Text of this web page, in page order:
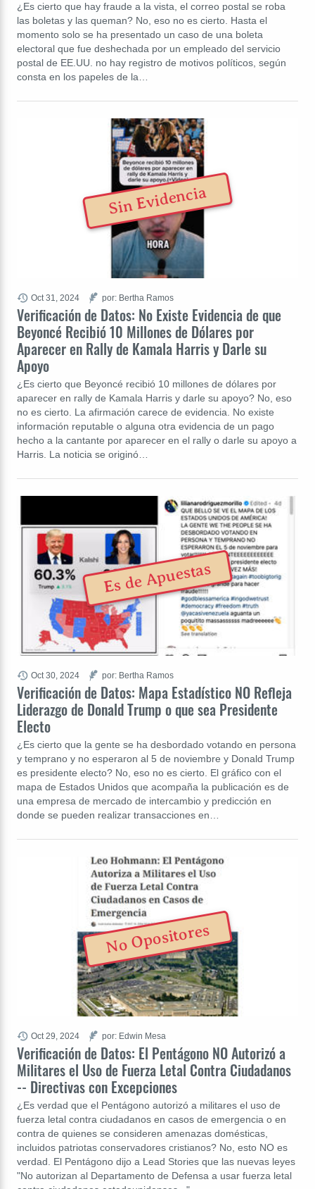
¿Es cierto que hay fraude a la vista, el correo postal se roba
las boletas y las queman? No, eso no es cierto. Hasta el
momento solo se ha presentado un caso de una boleta
electoral que fue deshechada por un empleado del servicio
postal de EE.UU. no hay registro de motivos políticos, según
consta en los papeles de la…
Verificación de Datos: No Existe Evidencia de que
Beyoncé Recibió 10 Millones de Dólares por
Aparecer en Rally de Kamala Harris y Darle su
Apoyo
¿Es cierto que Beyoncé recibió 10 millones de dólares por
aparecer en rally de Kamala Harris y darle su apoyo? No, eso
no es cierto. La afirmación carece de evidencia. No existe
información reputable o alguna otra evidencia de un pago
hecho a la cantante por aparecer en el rally o darle su apoyo a
Harris. La noticia se originó…
Oct 31, 2024 por: Bertha Ramos
Sin Evidencia
Verificación de Datos: Mapa Estadístico NO Refleja
Liderazgo de Donald Trump o que sea Presidente
Electo
¿Es cierto que la gente se ha desbordado votando en persona
y temprano y no esperaron al 5 de noviembre y Donald Trump
es presidente electo? No, eso no es cierto. El gráfico con el
mapa de Estados Unidos que acompaña la publicación es de
una empresa de mercado de intercambio y predicción en
donde se pueden realizar transacciones en…
Oct 30, 2024 por: Bertha Ramos
Es de Apuestas
Verificación de Datos: El Pentágono NO Autorizó a
Militares el Uso de Fuerza Letal Contra Ciudadanos
-- Directivas con Excepciones
¿Es verdad que el Pentágono autorizó a militares el uso de
fuerza letal contra ciudadanos en casos de emergencia o en
contra de quienes se consideren amenazas domésticas,
incluidos patriotas conservadores cristianos? No, esto NO es
verdad. El Pentágono dijo a Lead Stories que las nuevas leyes
"No autorizan al Departamento de Defensa a usar fuerza letal
Oct 29, 2024 por: Edwin Mesa
No Opositores